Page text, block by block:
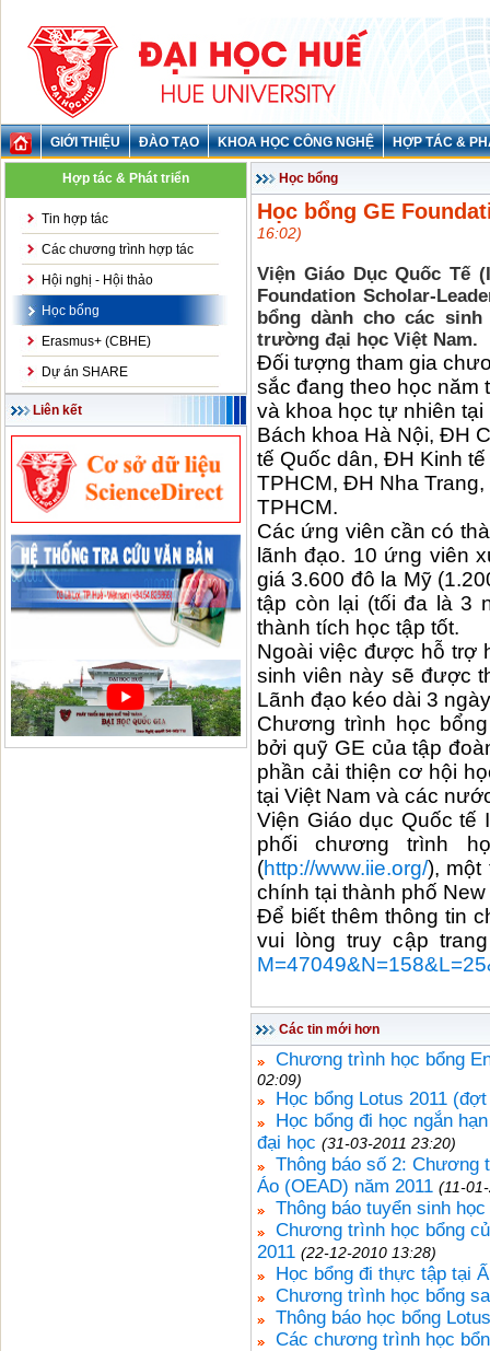
GIỚI THIỆU ĐÀO TẠO KHOA HỌC CÔNG NGHỆ HỢP TÁC &
Hợp tác & Phát triển
Tin hợp tác
Các chương trình hợp tác
Hội nghị - Hội thảo
Học bổng
Erasmus+ (CBHE)
Dự án SHARE
Liên kết
Học bổng
Học bổng GE
16:02)
Viện Giáo Dục Quốc Tế
Foundation Scholar-
bổng dành cho các
trường đại học Việt Nam.
Đối tượng tham gia
sắc đang theo học năm
và khoa học tự nhiên
Bách khoa Hà Nội, ĐH
tế Quốc dân, ĐH Kinh
TPHCM, ĐH Nha
TPHCM.
Các ứng viên cần có
lãnh đạo. 10 ứng viên
giá 3.600 đô la Mỹ
tập còn lại (tối đa là 3
thành tích học tập tốt.
Ngoài việc được hỗ trợ
sinh viên này sẽ được
Lãnh đạo kéo dài 3
Chương trình học
bởi quỹ GE của tập
phần cải thiện cơ hội
tại Việt Nam và các
Viện Giáo dục Quốc tế
phối chương trình
(http://www.iie.org/), một
chính tại thành phố
Để biết thêm thông tin
vui lòng truy cập
Các tin mới hơn
Chương trình học bổng
02:09)
Học bổng Lotus 2011
Học bổng đi học ngắn
đại học (31-03-2011 23:20)
Thông báo số 2: Chương
Áo (OEAD) năm 2011 (11-
Thông báo tuyển sinh
Chương trình học bổng
2011 (22-12-2010 13:28)
Học bổng đi thực tập tại
Chương trình học bổng
Thông báo học bổng
Các chương trình học